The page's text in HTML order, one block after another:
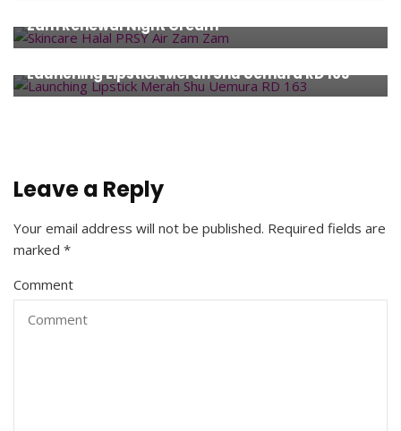
Zam Renewal Night Cream
Launching Lipstick Merah Shu Uemura RD 163
Leave a Reply
Your email address will not be published. Required fields are
marked *
Comment